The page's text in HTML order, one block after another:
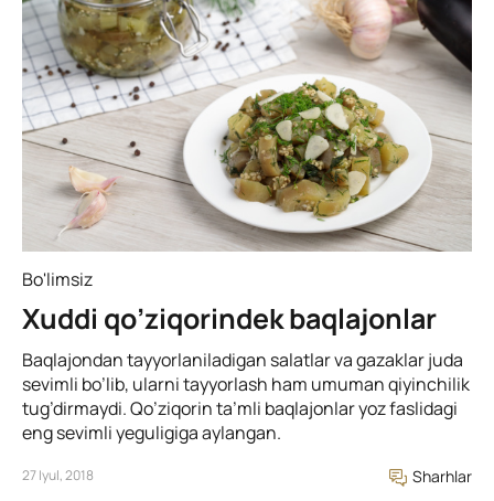
Bo'limsiz
Xuddi qo’ziqorindek baqlajonlar
Baqlajondan tayyorlaniladigan salatlar va gazaklar juda
sevimli bo’lib, ularni tayyorlash ham umuman qiyinchilik
tug’dirmaydi. Qo’ziqorin ta’mli baqlajonlar yoz faslidagi
eng sevimli yeguligiga aylangan.
27 Iyul, 2018 Sharhlar